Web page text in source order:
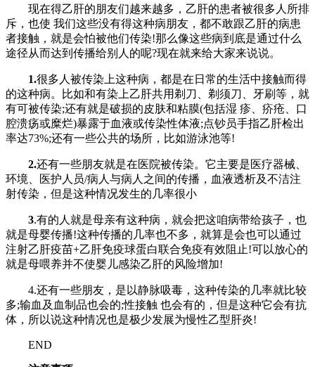
现在得乙肝的朋友们越来越多，乙肝的患者被很多人所排
斥，也使 我们这些没有得这种病朋友，都不敢跟乙肝的病患
者接触，就是会怕被他们传染!那么像这些病到底是通过什么
途径从而达到传播给别人的呢?现在就来给大家来说说。
1.很多人被传染上这种病，都是在日常的生活中接触而得
的这种病。比如和有染上乙肝共用剃刀、剃须刀、牙刷等，就
有可被传染;还有就是破损的皮肤和粘膜(包括湿 疹、疥疮、口
腔溃疡或糜烂)暴露于血液或传染性体液;点钞员手指乙肝检出
率达73%;还有一些公共的场所，比如游泳池等!
2.还有一些朋友就是在医院被传染。它主要是医疗器械、
环境、医护人员/病人与病人之间的传播，血液透析及不洁注
射传染，但是这种情况发生的几率很小
3.有的人就是母亲有这种病，就会把这咱病带给孩子，也
就是母婴传播!这种传播的几率也不多，就算是会也可以通过
注射乙肝疫苗+乙肝免疫球蛋白联合免疫有效阻止!可以放心的
就是母喂养并不使婴儿感染乙肝的风险增加!
4.还有一些朋友，是以静脉吸毒，这种传染的几率就比较
多;输血及血制品也会的;性接触 也会有的，但是这种它会有抗
体，所以说这种情况也是极少发展为慢性乙型肝炎!
END